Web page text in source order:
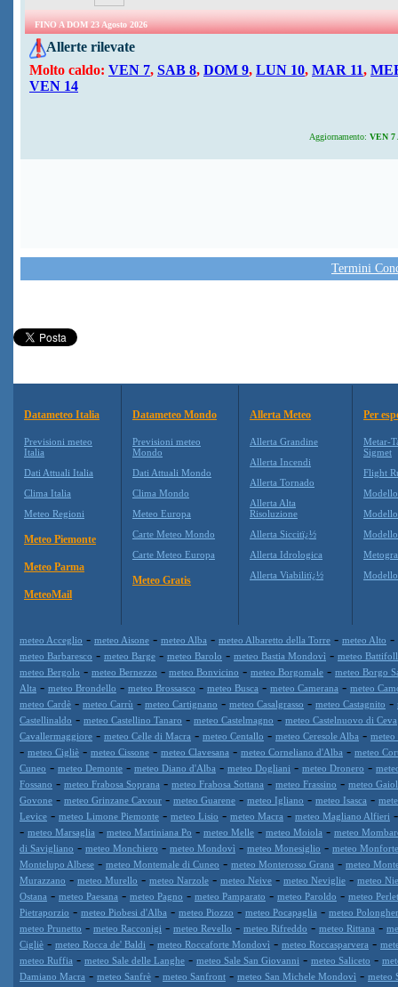
FINO A DOM 23 Agosto 2026
Allerte rilevate
Molto caldo: VEN 7, SAB 8, DOM 9, LUN 10, MAR 11,
VEN 14
Aggiornamento: VEN 7
Termini
Datameteo Italia
Previsioni meteo
Italia
Dati Attuali Italia
Clima Italia
Meteo Regioni
Meteo Piemonte
Meteo Parma
MeteoMail
Datameteo Mondo
Previsioni meteo
Mondo
Dati Attuali Mondo
Clima Mondo
Meteo Europa
Carte Meteo Mondo
Carte Meteo Europa
Meteo Gratis
Allerta Meteo
Allerta Grandine
Allerta Incendi
Allerta Tornado
Allerta Alta
Risoluzione
Allerta Siccitï¿½
Allerta Idrologica
Allerta Viabilitï¿½
Per
Metar-
Sigmet
Flight
Modello
meteo Acceglio - meteo Aisone - meteo Alba - meteo Albaretto della Torre - meteo Alto -
meteo Barbaresco - meteo Barge - meteo Barolo - meteo Bastia Mondovì - meteo
meteo Bergolo - meteo Bernezzo - meteo Bonvicino - meteo Borgomale - meteo Borgo
Alta - meteo Brondello - meteo Brossasco - meteo Busca - meteo Camerana - meteo
meteo Cardè - meteo Carrù - meteo Cartignano - meteo Casalgrasso - meteo Castagnito -
Castellinaldo - meteo Castellino Tanaro - meteo Castelmagno - meteo Castelnuovo di Ceva
Cavallermaggiore - meteo Celle di Macra - meteo Centallo - meteo Ceresole Alba - meteo
- meteo Cigliè - meteo Cissone - meteo Clavesana - meteo Corneliano d'Alba - meteo
Cuneo - meteo Demonte - meteo Diano d'Alba - meteo Dogliani - meteo Dronero -
Fossano - meteo Frabosa Soprana - meteo Frabosa Sottana - meteo Frassino - meteo
Govone - meteo Grinzane Cavour - meteo Guarene - meteo Igliano - meteo Isasca -
Levice - meteo Limone Piemonte - meteo Lisio - meteo Macra - meteo Magliano Alfieri
- meteo Marsaglia - meteo Martiniana Po - meteo Melle - meteo Moiola - meteo
di Savigliano - meteo Monchiero - meteo Mondovì - meteo Monesiglio - meteo
Montelupo Albese - meteo Montemale di Cuneo - meteo Monterosso Grana - meteo
Murazzano - meteo Murello - meteo Narzole - meteo Neive - meteo Neviglie - meteo
Ostana - meteo Paesana - meteo Pagno - meteo Pamparato - meteo Paroldo - meteo
Pietraporzio - meteo Piobesi d'Alba - meteo Piozzo - meteo Pocapaglia - meteo
meteo Prunetto - meteo Racconigi - meteo Revello - meteo Rifreddo - meteo Rittana -
Cigliè - meteo Rocca de' Baldi - meteo Roccaforte Mondovì - meteo Roccasparvera -
meteo Ruffia - meteo Sale delle Langhe - meteo Sale San Giovanni - meteo Saliceto -
Damiano Macra - meteo Sanfrè - meteo Sanfront - meteo San Michele Mondovì - meteo